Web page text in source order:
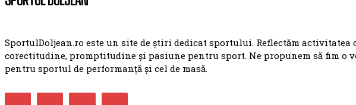
SportulDoljean.ro este un site de știri dedicat sportului. Reflectăm
corectitudine, promptitudine și pasiune pentru sport. Ne propunem să fim
pentru sportul de performanță și cel de masă.